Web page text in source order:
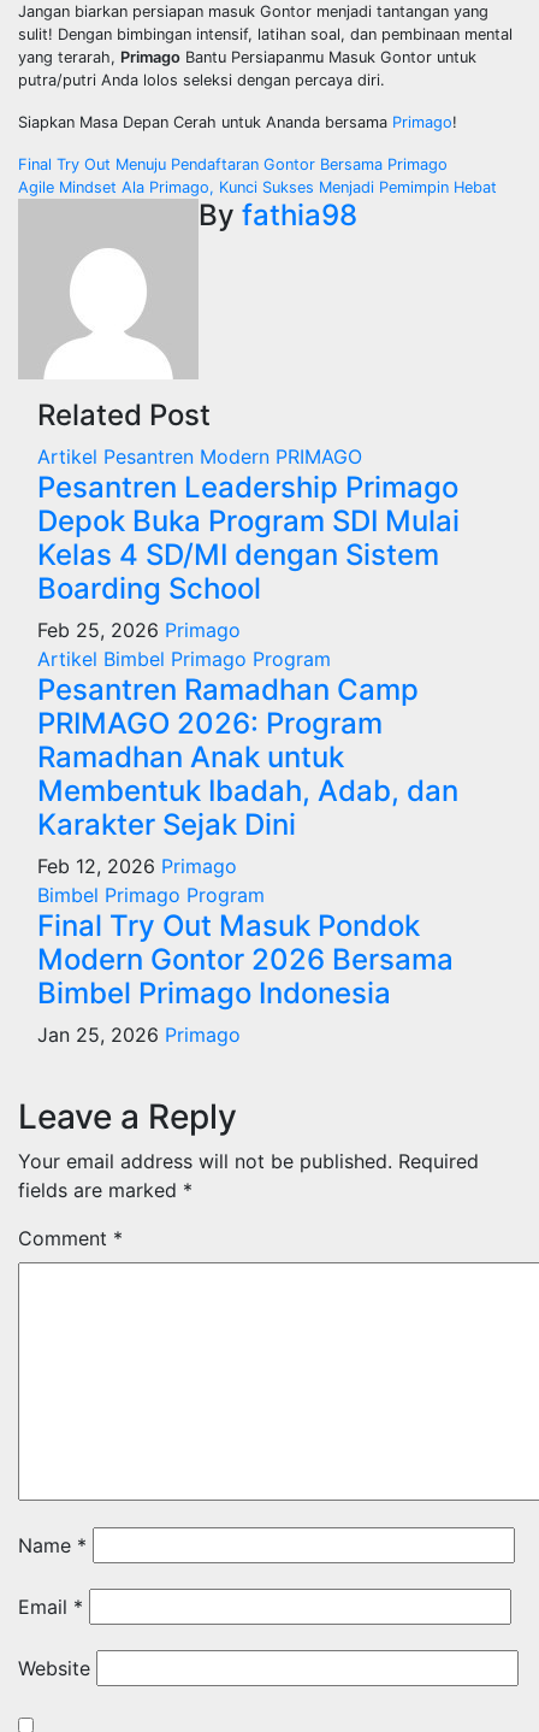
Jangan biarkan persiapan masuk Gontor menjadi tantangan yang
sulit! Dengan bimbingan intensif, latihan soal, dan pembinaan mental
yang terarah, Primago Bantu Persiapanmu Masuk Gontor untuk
putra/putri Anda lolos seleksi dengan percaya diri.
Siapkan Masa Depan Cerah untuk Ananda bersama Primago!
Post
navigation
Final Try Out Menuju Pendaftaran Gontor Bersama Primago
Agile Mindset Ala Primago, Kunci Sukses Menjadi Pemimpin Hebat
By fathia98
Related Post
Artikel Pesantren Modern PRIMAGO
Pesantren Leadership Primago
Depok Buka Program SDI Mulai
Kelas 4 SD/MI dengan Sistem
Boarding School
Feb 25, 2026 Primago
Artikel Bimbel Primago Program
Pesantren Ramadhan Camp
PRIMAGO 2026: Program
Ramadhan Anak untuk
Membentuk Ibadah, Adab, dan
Karakter Sejak Dini
Feb 12, 2026 Primago
Bimbel Primago Program
Final Try Out Masuk Pondok
Modern Gontor 2026 Bersama
Bimbel Primago Indonesia
Jan 25, 2026 Primago
Leave a Reply
Your email address will not be published. Required
fields are marked *
Comment *
Name *
Email *
Website